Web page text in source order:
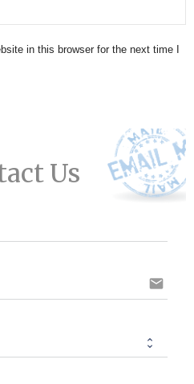
in this browser for the next time I
Us
email